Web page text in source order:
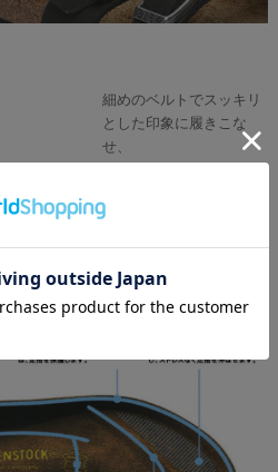
細めのベルトでスッキリ
とした印象に履きこな
せ、
が楽しめます♪